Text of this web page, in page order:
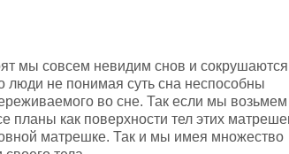
мы совсем невидим снов и сокрушаются
люди не понимая суть сна неспособны
во сне. Так если мы возьмем
планы как поверхности тел этих
матрешке. Так и мы имея множество